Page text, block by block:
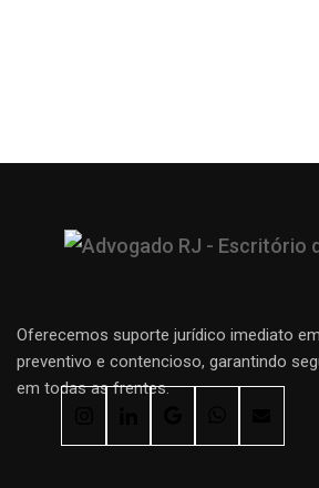
Oferecemos suporte jurídico imediato
preventivo e contencioso, garantindo
em todas as frentes.